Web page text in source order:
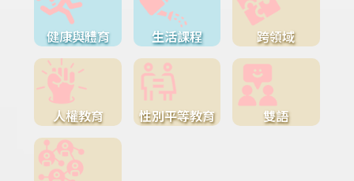
健康與體育 生活課程 跨領域
人權教育 性別平等教育 雙語